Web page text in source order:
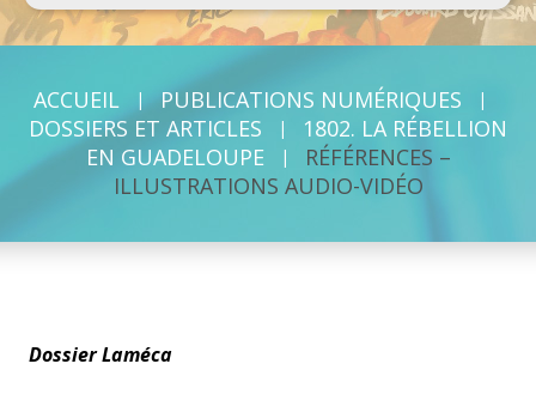
ACCUEIL
PUBLICATIONS NUMÉRIQUES
DOSSIERS ET ARTICLES
1802. LA RÉBELLION
EN GUADELOUPE
RÉFÉRENCES –
ILLUSTRATIONS AUDIO-VIDÉO
Dossier Laméca